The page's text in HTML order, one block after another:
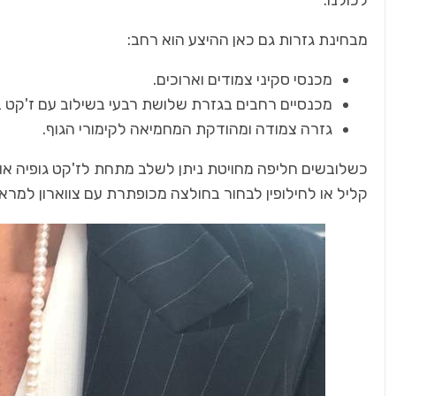
מבחינת גזרות גם כאן ההיצע הוא רחב:
מכנסי סקיני צמודים וארוכים.
מכנסיים רחבים בגזרת שלושת רבעי בשילוב עם ז'קט
גזרה צמודה ומהודקת המחמיאה לקימורי הגוף.
כשלובשים חליפה מחויטת ניתן לשלב מתחת לז'קט גופיה
קליל או לחילופין לבחור בחולצה מכופתרת עם צווארון